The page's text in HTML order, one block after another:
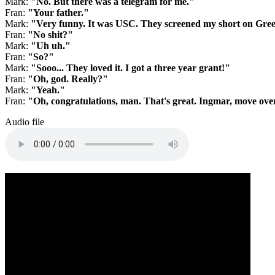
Fran: "Your father."
Mark: "Very funny. It was USC. They screened my short on
Fran: "No shit?"
Mark: "Uh uh."
Fran: "So?"
Mark: "Sooo... They loved it. I got a three year grant!"
Fran: "Oh, god. Really?"
Mark: "Yeah."
Fran: "Oh, congratulations, man. That's great. Ingmar, move
Audio file